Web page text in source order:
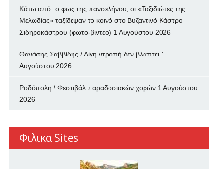
Κάτω από το φως της πανσελήνου, οι «Ταξιδιώτες της
Μελωδίας» ταξίδεψαν το κοινό στο Βυζαντινό Κάστρο
Σιδηροκάστρου (φωτο-βιντεο) 1 Αυγούστου 2026
Θανάσης Σαββίδης / Λίγη ντροπή δεν βλάπτει 1
Αυγούστου 2026
Ροδόπολη / Φεστιβάλ παραδοσιακών χορών 1 Αυγούστου
2026
Φιλικα Sites